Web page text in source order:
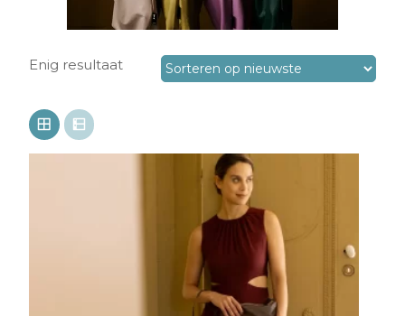
Enig resultaat